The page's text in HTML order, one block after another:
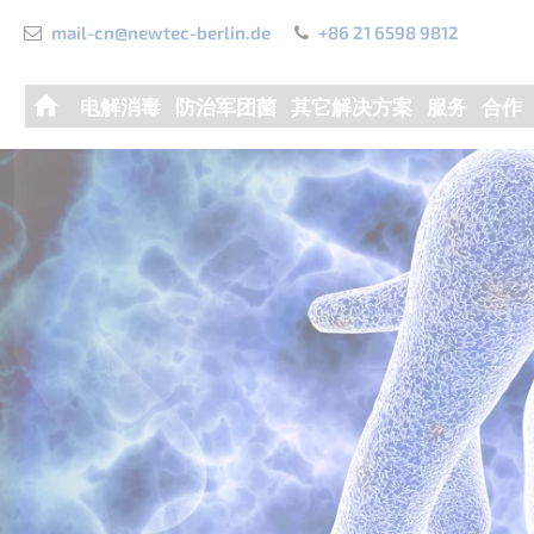
mail-cn@newtec-berlin.de +86 21 6598 9812
Skip
电解消毒 防治军团菌 其它解决方案 服务 合作